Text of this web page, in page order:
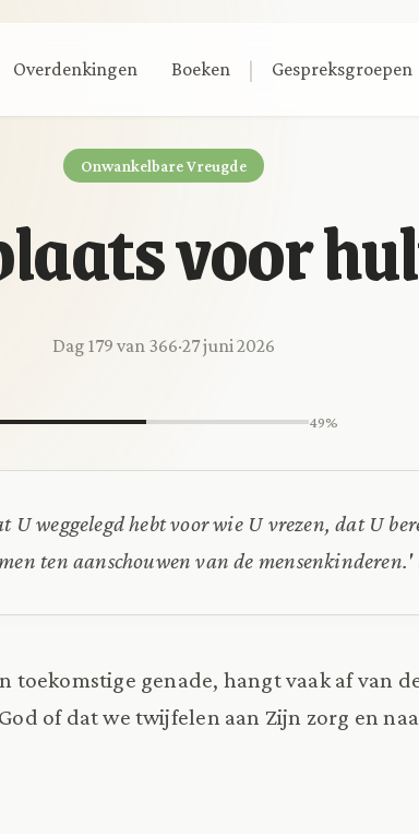
Overdenkingen Boeken | Gespreksgroepen
Onwankelbare Vreugde
voor
Dag 179 van 366·27 juni 2026
49%
U weggelegd hebt voor wie U vrezen, dat U
ten aanschouwen van de mensenkinderen.'
toekomstige genade, hangt vaak af van
of dat we twijfelen aan Zijn zorg en